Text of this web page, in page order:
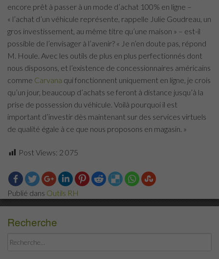
encore prêt à passer à un mode d’achat 100% en ligne –
« l’achat d’un véhicule représente, rappelle Julie Goudreau, un
gros investissement, au même titre qu’une maison » – est-il
possible de l’envisager à l’avenir? « Je n’en doute pas, répond
M. Houle. Avec les outils de plus en plus perfectionnés dont
nous disposons, et l’existence de concessionnaires américains
comme Carvana qui fonctionnent uniquement en ligne, je crois
qu’un jour, beaucoup d’achats se feront à distance jusqu’à la
prise de possession du véhicule. Voilà pourquoi il est
important d’investir dès maintenant sur des services virtuels
de qualité égale à ce que nous proposons en magasin. »
Post Views: 2 075
Publié dans Outils RH
Recherche
Rechercher :